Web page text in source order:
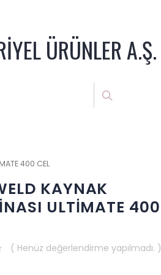
ÜRÜNLER A.Ş.
400 CEL
KAYNAK
ULTİMATE 400
( Henüz değerlendirme yapılmadı. )